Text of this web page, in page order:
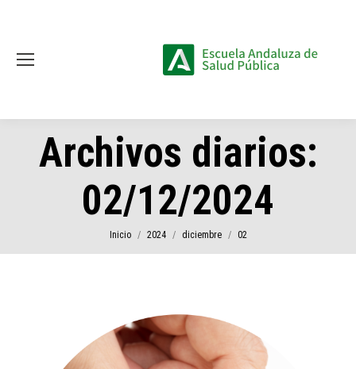
Archivos diarios:
02/12/2024
Estás aquí:
Inicio 2024 diciembre 02